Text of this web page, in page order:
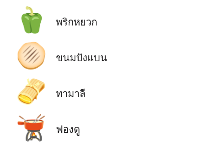
🫑 พริกหยวก
🫓 ขนมปังแบน
🫔 ทามาลี
🫕 ฟองดู